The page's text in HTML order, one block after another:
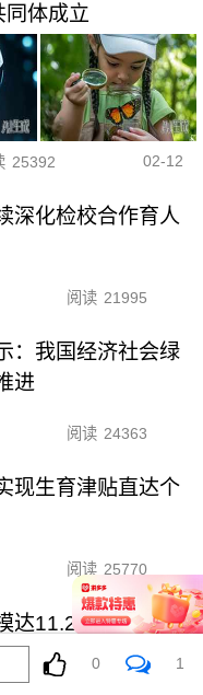
同体成立
25392 02-12
深化检校合作育人
阅读 21995
：我国经济社会绿
进
阅读 24363
现生育津贴直达个
阅读 25770
达11.25亿人
0 1